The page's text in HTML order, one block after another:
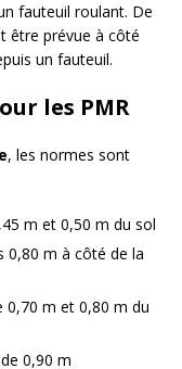
fauteuil roulant. De
être prévue à côté
un fauteuil.
les PMR
, les normes sont
m et 0,50 m du sol
0,80 m à côté de la
0,70 m et 0,80 m du
0,90 m